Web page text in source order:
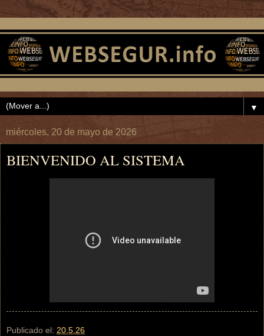
▼
miércoles, 20 de mayo de 2026
BIENVENIDO AL SISTEMA
Publicado el: 20.5.26